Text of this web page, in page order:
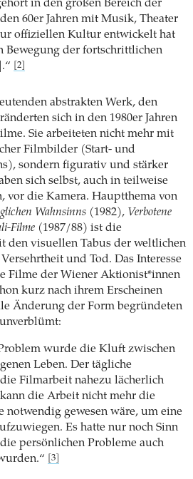
in den großen Bereich der
60er Jahren mit Musik, Theater
offiziellen Kultur entwickelt hat
Bewegung der fortschrittlichen
[2]
abstrakten Werk, den
sich in den 1980er Jahren
Sie arbeiteten nicht mehr mit
Filmbilder (Start- und
sondern figurativ und stärker
sich selbst, auch in teilweise
vor die Kamera. Hauptthema von
Wahnsinns (1982), Verbotene
Filme (1987/88) ist die
den visuellen Tabus der weltlichen
und Tod. Das Interesse
Filme der Wiener Aktionist*innen
kurz nach ihrem Erscheinen
Änderung der Form begründeten
wurde die Kluft zwischen
Leben. Der tägliche
Filmarbeit nahezu lächerlich
die Arbeit nicht mehr die
notwendig gewesen wäre, um eine
Es hatte nur noch Sinn
persönlichen Probleme auch
[3]